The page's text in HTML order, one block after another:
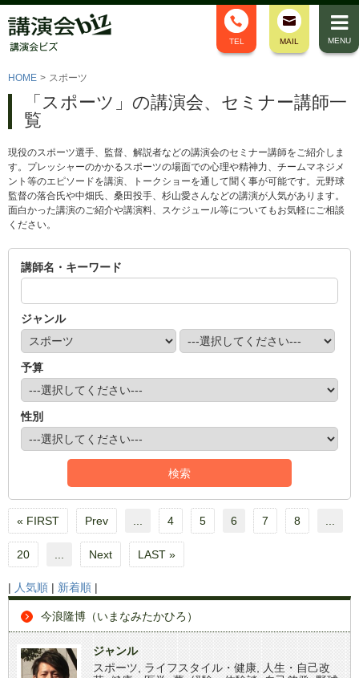
MENU
TEL MAIL
HOME > スポーツ
「スポーツ」の講演会、セミナー講師一
覧
現役のスポーツ選手、監督、解説者などの講演会のセミナー講師をご紹介しま
す。プレッシャーのかかるスポーツの場面での心理や精神力、チームマネジメ
ント等のエピソードを講演、トークショーを通して聞く事が可能です。元野球
監督の落合氏や中畑氏、桑田投手、杉山愛さんなどの講演が人気があります。
面白かった講演のご紹介や講演料、スケジュール等についてもお気軽にご相談
ください。
講師名・キーワード
ジャンル
予算
性別
« FIRST Prev 4 5 6 7 8
20 Next LAST »
| 人気順 | 新着順 |
今浪隆博（いまなみたかひろ）
ジャンル
スポーツ
ライフスタイル・健康
人生・自己改